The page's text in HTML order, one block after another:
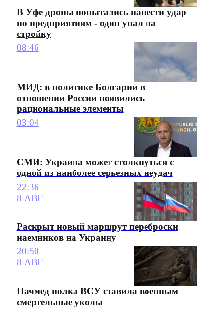
В Уфе дроны попытались нанести удар
по предприятиям - один упал на
стройку
08:46
МИД: в политике Болгарии в
отношении России появились
рациональные элементы
03:04
СМИ: Украина может столкнуться с
одной из наиболее серьезных неудач
22:36
8 АВГ
Раскрыт новый маршрут переброски
наемников на Украину
20:50
8 АВГ
Начмед полка ВСУ ставила военным
смертельные уколы